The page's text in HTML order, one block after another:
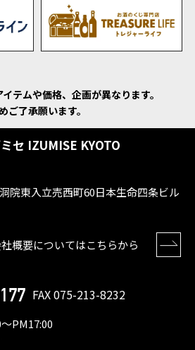
テムや価格、企画が異なります。
ご了承願います。
セ IZUMISE KYOTO
院東入立売西町60日本生命四条ビル
概要についてはこちらから
FAX 075-213-8232
PM17:00